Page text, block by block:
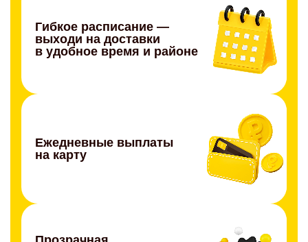
Гибкое расписание —
выходи на доставки
в удобное время и районе
Ежедневные выплаты
на карту